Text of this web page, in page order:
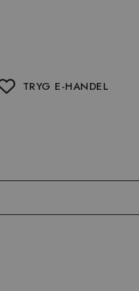
TRYG E-HANDEL